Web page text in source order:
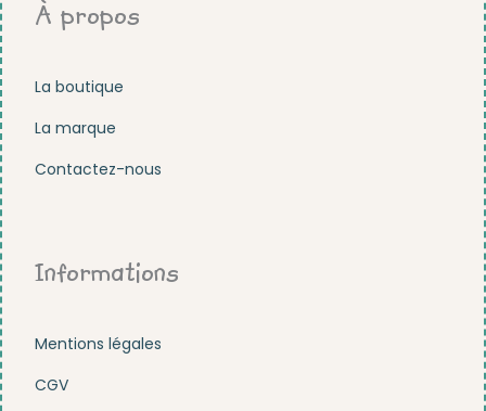
À propos
La boutique
La marque
Contactez-nous
Informations
Mentions légales
CGV